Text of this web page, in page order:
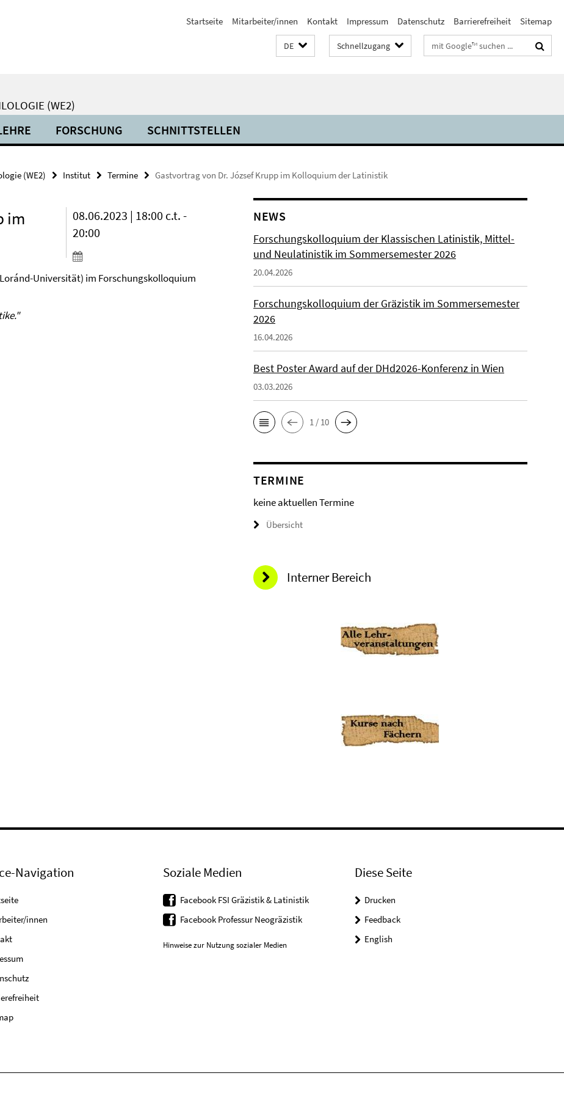
Startseite Mitarbeiter/innen Kontakt Impressum Datenschutz Barrierefreiheit Sitemap
DE Schnellzugang Suchbegriffe
(WE2)
FORSCHUNG SCHNITTSTELLEN
(WE2) Institut Termine Gastvortrag von Dr. József Krupp im Kolloquium der Latinistik
im
08.06.2023 | 18:00 c.t. -
20:00
Universität) im Forschungskolloquium
NEWS
Forschungskolloquium der Klassischen Latinistik, Mittel-
und Neulatinistik im Sommersemester 2026
20.04.2026
Forschungskolloquium der Gräzistik im Sommersemester
2026
16.04.2026
Best Poster Award auf der DHd2026-Konferenz in Wien
03.03.2026
1 / 10
TERMINE
keine aktuellen Termine
Übersicht
Interner Bereich
Navigation
innen
Soziale Medien
Facebook FSI Gräzistik & Latinistik
Facebook Professur Neogräzistik
Hinweise zur Nutzung sozialer Medien
Diese Seite
Drucken
Feedback
English